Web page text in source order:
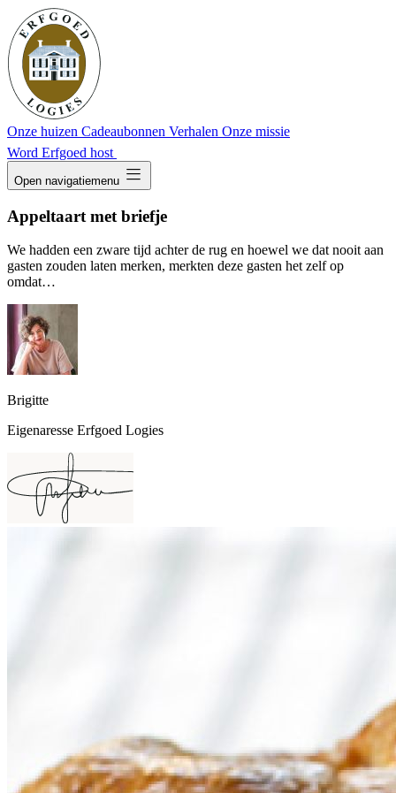
Onze huizen Cadeaubonnen Verhalen Onze missie
Word Erfgoed host
Open navigatiemenu dehaze
Appeltaart met briefje
We hadden een zware tijd achter de rug en hoewel we dat nooit aan
gasten zouden laten merken, merkten deze gasten het zelf op
omdat…
Brigitte
Eigenaresse Erfgoed Logies